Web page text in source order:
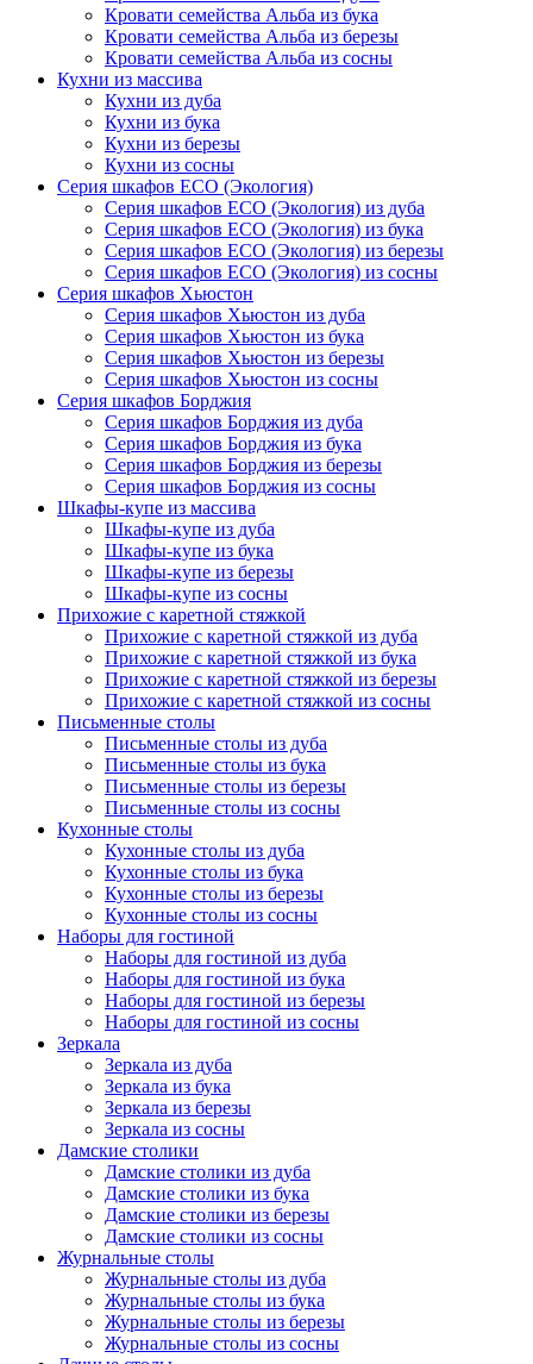
Кровати семейства Альба из бука
Кровати семейства Альба из березы
Кровати семейства Альба из сосны
Кухни из массива
Кухни из дуба
Кухни из бука
Кухни из березы
Кухни из сосны
Серия шкафов ECO (Экология)
Серия шкафов ECO (Экология) из дуба
Серия шкафов ECO (Экология) из бука
Серия шкафов ECO (Экология) из березы
Серия шкафов ECO (Экология) из сосны
Серия шкафов Хьюстон
Серия шкафов Хьюстон из дуба
Серия шкафов Хьюстон из бука
Серия шкафов Хьюстон из березы
Серия шкафов Хьюстон из сосны
Серия шкафов Борджия
Серия шкафов Борджия из дуба
Серия шкафов Борджия из бука
Серия шкафов Борджия из березы
Серия шкафов Борджия из сосны
Шкафы-купе из массива
Шкафы-купе из дуба
Шкафы-купе из бука
Шкафы-купе из березы
Шкафы-купе из сосны
Прихожие с каретной стяжкой
Прихожие с каретной стяжкой из дуба
Прихожие с каретной стяжкой из бука
Прихожие с каретной стяжкой из березы
Прихожие с каретной стяжкой из сосны
Письменные столы
Письменные столы из дуба
Письменные столы из бука
Письменные столы из березы
Письменные столы из сосны
Кухонные столы
Кухонные столы из дуба
Кухонные столы из бука
Кухонные столы из березы
Кухонные столы из сосны
Наборы для гостиной
Наборы для гостиной из дуба
Наборы для гостиной из бука
Наборы для гостиной из березы
Наборы для гостиной из сосны
Зеркала
Зеркала из дуба
Зеркала из бука
Зеркала из березы
Зеркала из сосны
Дамские столики
Дамские столики из дуба
Дамские столики из бука
Дамские столики из березы
Дамские столики из сосны
Журнальные столы
Журнальные столы из дуба
Журнальные столы из бука
Журнальные столы из березы
Журнальные столы из сосны